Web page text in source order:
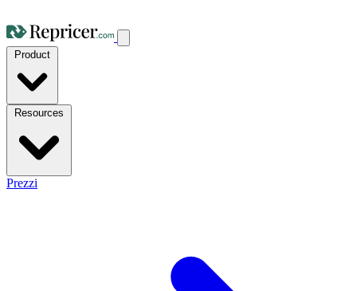
Prezzi